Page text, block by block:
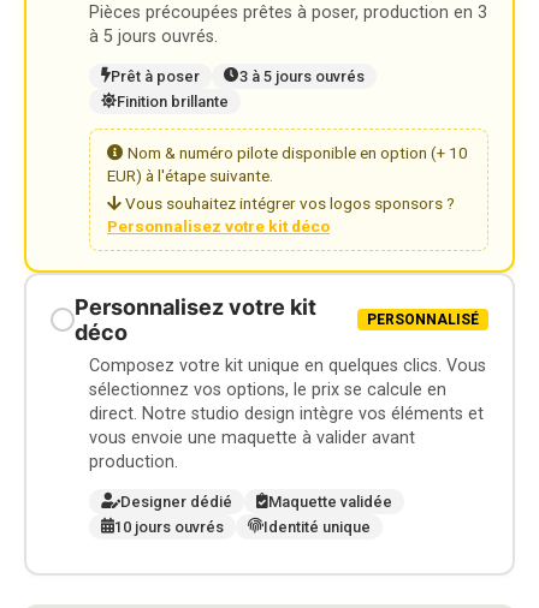
Pièces précoupées prêtes à poser, production en 3
à 5 jours ouvrés.
Prêt à poser
3 à 5 jours ouvrés
Finition brillante
Nom & numéro pilote disponible en option (+ 10
EUR) à l'étape suivante.
Vous souhaitez intégrer vos logos sponsors ?
Personnalisez votre kit déco
Personnalisez votre kit
déco
PERSONNALISÉ
Composez votre kit unique en quelques clics. Vous
sélectionnez vos options, le prix se calcule en
direct. Notre studio design intègre vos éléments et
vous envoie une maquette à valider avant
production.
Designer dédié
Maquette validée
10 jours ouvrés
Identité unique